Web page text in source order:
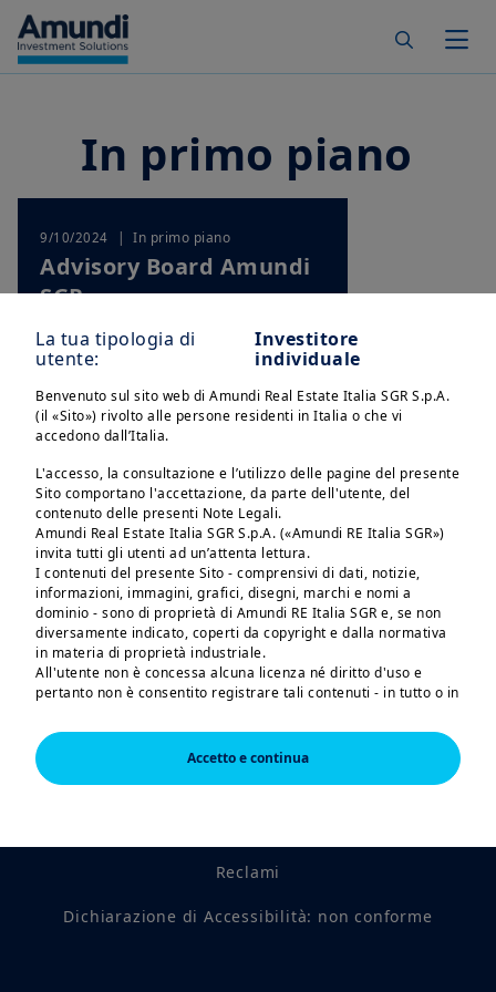
Skip to main content
In primo piano
9/10/2024 | In primo piano
Advisory Board Amundi
SGR
La tua tipologia di
utente:
Investitore
individuale
Benvenuto sul sito web di Amundi Real Estate Italia SGR S.p.A.
(il «Sito») rivolto alle persone residenti in Italia o che vi
accedono dall’Italia.
L'accesso, la consultazione e l’utilizzo delle pagine del presente
Sito comportano l'accettazione, da parte dell'utente, del
contenuto delle presenti Note Legali.
Amundi Real Estate Italia SGR S.p.A. («Amundi RE Italia SGR»)
invita tutti gli utenti ad un’attenta lettura.
I contenuti del presente Sito - comprensivi di dati, notizie,
informazioni, immagini, grafici, disegni, marchi e nomi a
dominio - sono di proprietà di Amundi RE Italia SGR e, se non
diversamente indicato, coperti da copyright e dalla normativa
in materia di proprietà industriale.
All'utente non è concessa alcuna licenza né diritto d'uso e
pertanto non è consentito registrare tali contenuti - in tutto o in
e utilizzarli a scopo commerciale senza preventiva
autorizzazione scritta di Amundi RE Italia SGR, salva la
possibilità di farne copia per uso esclusivamente personale.
Securities Act of 1933.
I prodotti d'investimento descritti in questo sito non sono
strumenti finanziari o di altre pertinenti leggi statali
Accetto e continua
Informazioni societarie
Reclami
Dichiarazione di Accessibilità: non conforme